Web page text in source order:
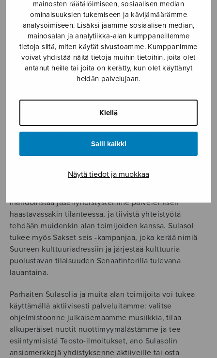
mainosten räätälöimiseen, sosiaalisen median
ominaisuuksien tukemiseen ja kävijämäärämme
analysoimiseen. Lisäksi jaamme sosiaalisen median,
mainosalan ja analytiikka-alan kumppaneillemme
tietoja siitä, miten käytät sivustoamme. Kumppanimme
voivat yhdistää näitä tietoja muihin tietoihin, joita olet
antanut heille tai joita on kerätty, kun olet käyttänyt
heidän palvelujaan.
Kiellä
Salli kaikki
Näytä tiedot ja muokkaa
nähden 17,4 miljoonaa euroa, ja ensi vuodelle
suunnitellaan vielä suurempia leikkauksia. Sakset
osuivat taidetta ja kulttuuria tukevien järjestöjen lisäksi
myös muun muassa festivaaleihin,
harrastajamusiikkijärjestöiltä leikattiin yhteensä 127
000 euroa, ja jotkin organisaatiot jäivät kokonaan
Rahasummat ovat pieniä valtiontalouden
näkökulmasta, mutta merkittäviä lukuisille taide- ja
kulttuurialan toimijoille. Sulasolin saama avustus
pieneni 40 000 euroa eli lähes 30 prosenttia, mikä ei
voi olla vaikuttamatta liiton toimintaan tulevaisuudessa.
vuoden aikana konkretisoitunut kumppanuutemme ja
mahdollistaa jäsenyhdistystemme palvelemisen
haastavassakin tilanteessa, ja tiivistä yhteistyötä
tehdään muidenkin alan toimijoiden kanssa. Sulasol
tukee myös Sakset seis -kampanjaa, joka kerää nimiä
Suureen kulttuuriadressiin ja järjestää kulttuuria
puolustavan tilaisuuden Senaatintorilla tulevana
lauantaina.
Parhaiten Sulasolia ja muita alan toimijoita voi tukea
käyttämällä aktiivisesti palveluitamme: valitse
ohjelmistoonne julkaisemaamme musiikkia, tilaa
alkuperäiset nuotit nuottimyymälästämme ja tee
esiintymisistä Teosto-ilmoitukset, ano Sulasolin
ansiomerkkejä yhdistyksenne aktiiveille tai osta